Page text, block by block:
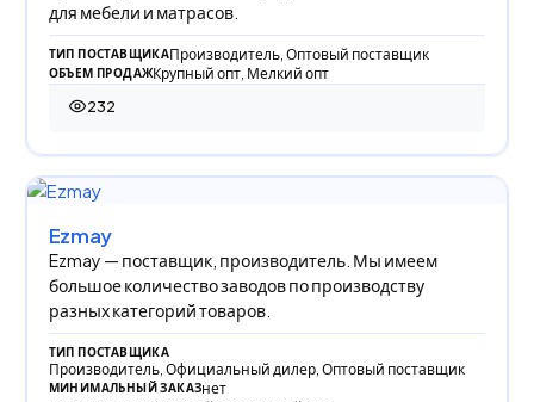
для мебели и матрасов.
ТИП ПОСТАВЩИКАПроизводитель, Оптовый поставщик
ОБЪЕМ ПРОДАЖКрупный опт, Мелкий опт
232
232 просмотра
Ezmay
Ezmay — поставщик, производитель. Мы имеем
большое количество заводов по производству
разных категорий товаров.
ТИП ПОСТАВЩИКА
Производитель, Официальный дилер, Оптовый поставщик
МИНИМАЛЬНЫЙ ЗАКАЗнет